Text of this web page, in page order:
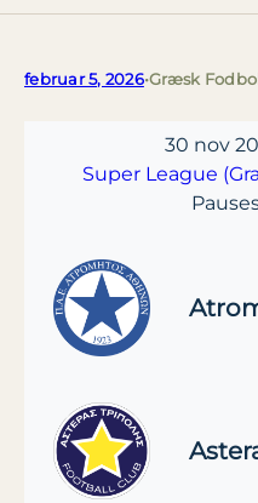
februar 5, 2026•Græsk
30 nov
Super League